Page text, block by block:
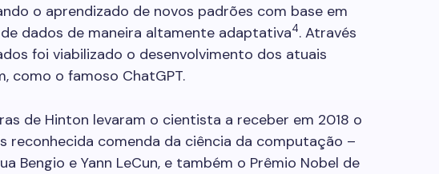
o aprendizado de novos padrões com base em
dados de maneira altamente adaptativa4. Através
foi viabilizado o desenvolvimento dos atuais
como o famoso ChatGPT.
de Hinton levaram o cientista a receber em 2018 o
reconhecida comenda da ciência da computação –
Bengio e Yann LeCun, e também o Prêmio Nobel de